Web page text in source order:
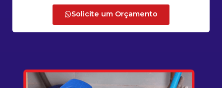
Solicite um Orçamento